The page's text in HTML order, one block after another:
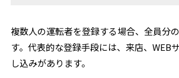
複数人の運転者を登録する場合、全員分
す。代表的な登録手段には、来店、WEB
し込みがあります。